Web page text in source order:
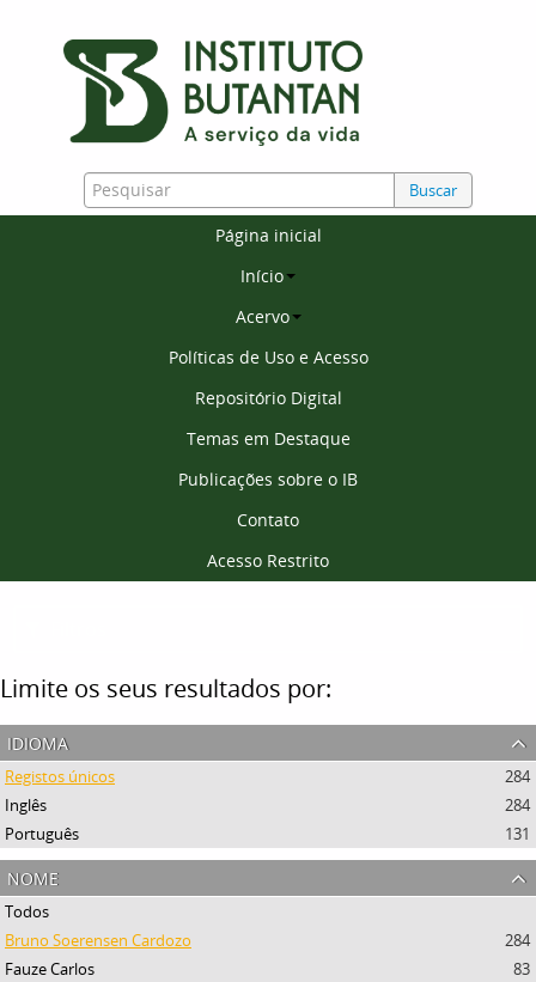
Buscar
Página inicial
Início
Acervo
Políticas de Uso e Acesso
Repositório Digital
Temas em Destaque
Publicações sobre o IB
Contato
Acesso Restrito
Limite os seus resultados por:
idioma
Registos únicos
284
Inglês
284
Português
131
nome
Todos
Bruno Soerensen Cardozo
284
Fauze Carlos
83